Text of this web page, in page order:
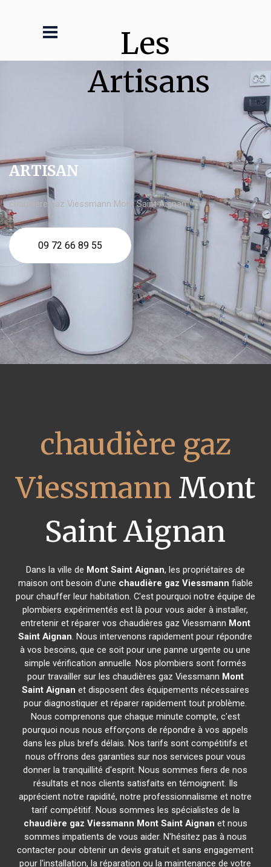
Les
Artisans
ARTISAN
chaudière gaz Viessmann Mont Saint Aignan
09 72 66 89 55
chaudière gaz
Viessmann Mont
Saint Aignan
Dans la ville de Mont Saint Aignan, les propriétaires de
maison ont besoin d'une chaudière gaz Viessmann fiable
pour chauffer leur habitation. C'est pourquoi notre équipe de
plombiers expérimentés est là pour vous aider à installer,
entretenir et réparer vos chaudières gaz Viessmann Mont
Saint Aignan. Nous intervenons rapidement pour répondre
à vos besoins, que ce soit pour une panne urgente ou une
simple vérification annuelle. Nos plombiers sont formés
pour travailler sur les chaudières gaz Viessmann Mont
Saint Aignan et disposent des équipements nécessaires
pour diagnostiquer et réparer rapidement tout problème.
Nous comprenons que chaque minute compte, c'est
pourquoi nous nous efforçons de répondre à vos appels
dans les plus brefs délais. Nos tarifs sont compétitifs et
nous offrons des garanties sur nos services pour vous
donner la tranquillité d'esprit. Nous sommes fiers de nos
résultats et nos clients satisfaits en témoignent. Ils
apprécient notre rapidité, notre professionnalisme et notre
tarif compétitif. Nous sommes les spécialistes de la
chaudière gaz Viessmann Mont Saint Aignan et nous
sommes impatients de vous aider. N'hésitez pas à nous
contacter pour obtenir un devis gratuit et sans engagement
pour l'installation, la réparation ou la maintenance de votre